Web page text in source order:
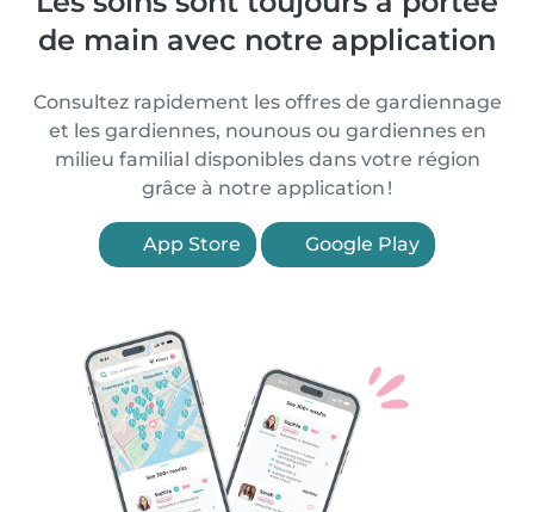
de main avec notre application
Consultez rapidement les offres de gardiennage
et les gardiennes, nounous ou gardiennes en
milieu familial disponibles dans votre région
grâce à notre application !
App Store Google Play